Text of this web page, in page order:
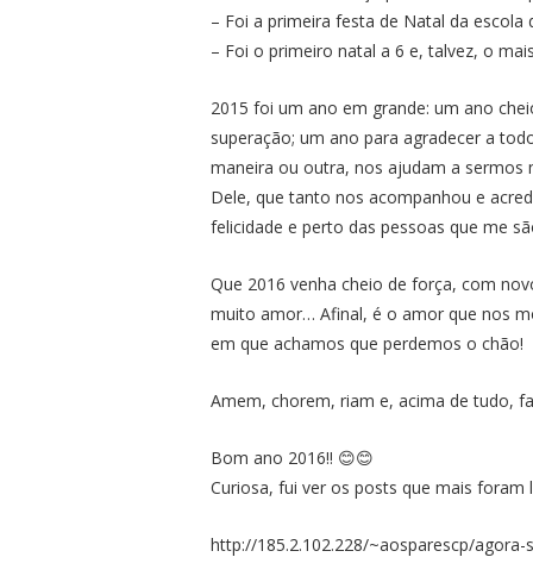
– Foi a primeira festa de Natal da escola
– Foi o primeiro natal a 6 e, talvez, o
2015 foi um ano em grande: um ano
superação; um ano para agradecer a
maneira ou outra, nos ajudam a sermos
Dele, que tanto nos acompanhou e
felicidade e perto das pessoas que me
Que 2016 venha cheio de força, com
muito amor… Afinal, é o amor que nos
em que achamos que perdemos o chão!
Amem, chorem, riam e, acima de tudo,
Bom ano 2016!! 😊😊
Curiosa, fui ver os posts que mais foram
http://185.2.102.228/~aosparescp/